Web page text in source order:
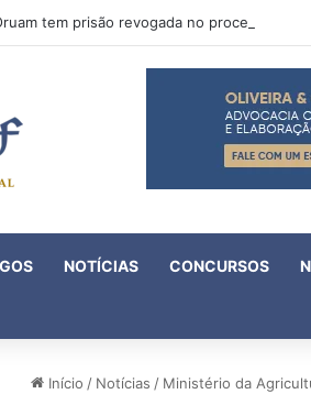
NOTÍCIAS CONCURSOS
Início / Notícias / Ministério da